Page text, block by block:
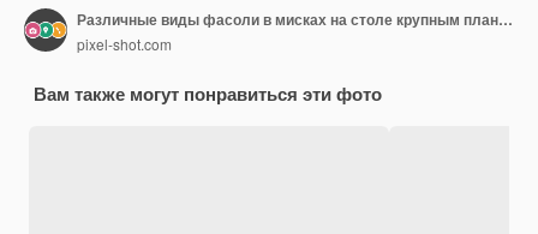
Различные виды фасоли в мисках на столе крупным планом
pixel-shot.com
Вам также могут понравиться эти фото